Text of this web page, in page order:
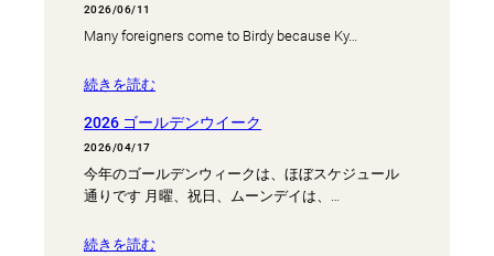
2026/06/11
Many foreigners come to Birdy because Ky…
続きを読む
2026 ゴールデンウイーク
2026/04/17
今年のゴールデンウィークは、ほぼスケジュール
通りです 月曜、祝日、ムーンデイは、…
続きを読む